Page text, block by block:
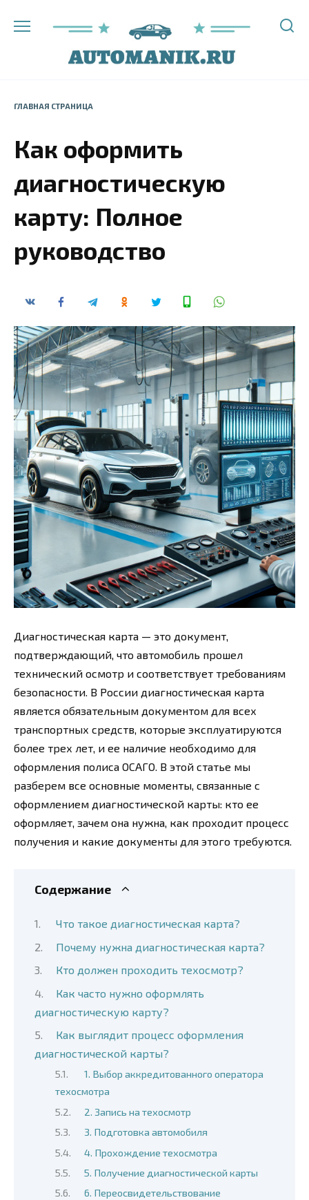
ГЛАВНАЯ СТРАНИЦА
Как оформить
диагностическую
карту: Полное
руководство
Диагностическая карта — это документ,
подтверждающий, что автомобиль прошел
технический осмотр и соответствует требованиям
безопасности. В России диагностическая карта
является обязательным документом для всех
транспортных средств, которые эксплуатируются
более трех лет, и ее наличие необходимо для
оформления полиса ОСАГО. В этой статье мы
разберем все основные моменты, связанные с
оформлением диагностической карты: кто ее
оформляет, зачем она нужна, как проходит процесс
получения и какие документы для этого требуются.
Содержание
Что такое диагностическая карта?
Почему нужна диагностическая карта?
Кто должен проходить техосмотр?
Как часто нужно оформлять
диагностическую карту?
Как выглядит процесс оформления
диагностической карты?
1. Выбор аккредитованного оператора
техосмотра
2. Запись на техосмотр
3. Подготовка автомобиля
4. Прохождение техосмотра
5. Получение диагностической карты
6. Переосвидетельствование